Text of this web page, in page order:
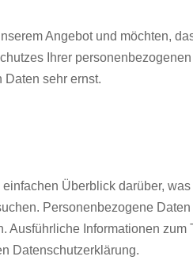
Angebot und möchten,
Ihrer
Daten sehr ernst.
Überblick darüber,
Personenbezogene
Ausführliche Informationen
Datenschutzerklärung.